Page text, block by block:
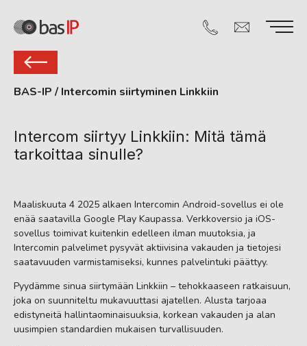
BAS-IP / Intercomin siirtyminen Linkkiin
Intercom siirtyy Linkkiin: Mitä tämä
tarkoittaa sinulle?
Maaliskuuta 4 2025 alkaen Intercomin Android-sovellus ei ole
enää saatavilla Google Play Kaupassa. Verkkoversio ja iOS-
sovellus toimivat kuitenkin edelleen ilman muutoksia, ja
Intercomin palvelimet pysyvät aktiivisina vakauden ja tietojesi
saatavuuden varmistamiseksi, kunnes palvelintuki päättyy.
Pyydämme sinua siirtymään Linkkiin – tehokkaaseen ratkaisuun,
joka on suunniteltu mukavuuttasi ajatellen. Alusta tarjoaa
edistyneitä hallintaominaisuuksia, korkean vakauden ja alan
uusimpien standardien mukaisen turvallisuuden.